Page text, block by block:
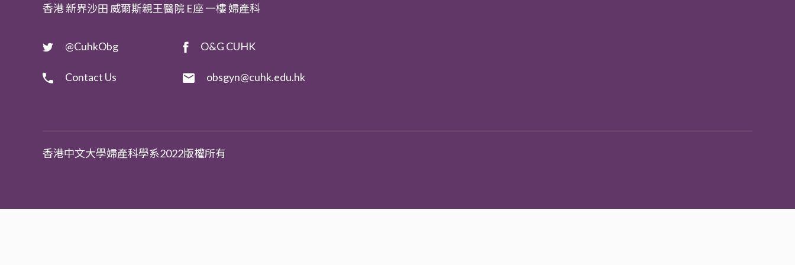
香港 新界沙田 威爾斯親王醫院 E座 一樓 婦產科
@CuhkObg O&G CUHK
Contact Us obsgyn@cuhk.edu.hk
香港中文大學婦產科學系2022版權所有